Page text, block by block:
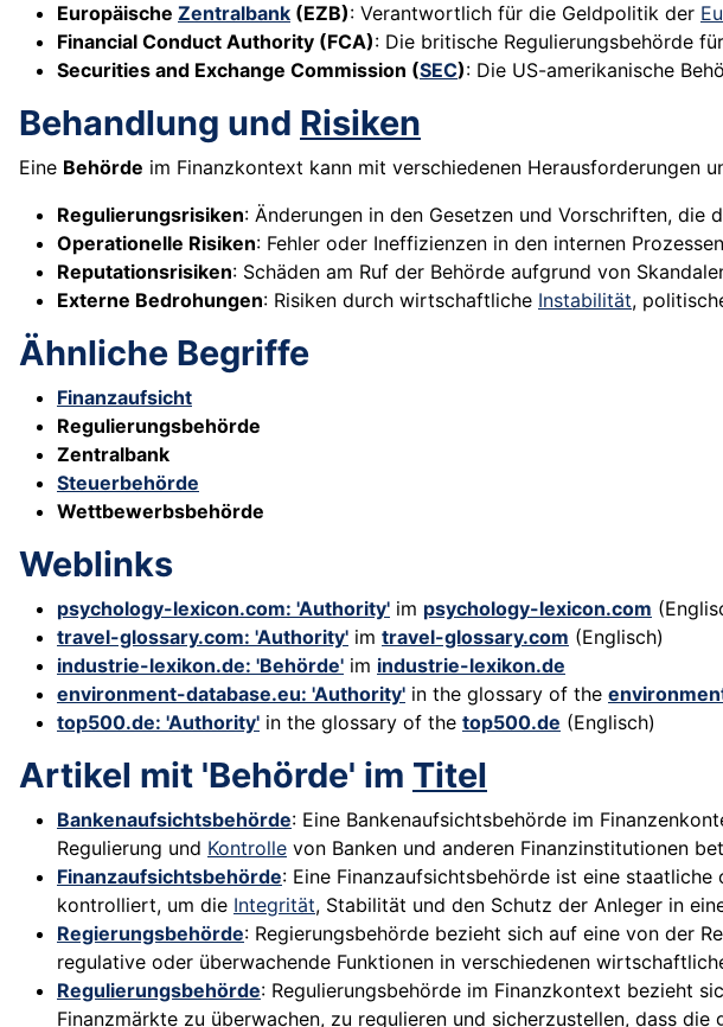
Europäische Zentralbank (EZB): Verantwortlich für die Geldpolitik der
Financial Conduct Authority (FCA): Die britische Regulierungsbehörde
Securities and Exchange Commission (SEC): Die US-amerikanische
Behandlung und Risiken
Eine Behörde im Finanzkontext kann mit verschiedenen Herausforderungen
Regulierungsrisiken: Änderungen in den Gesetzen und Vorschriften, die
Operationelle Risiken: Fehler oder Ineffizienzen in den internen
Reputationsrisiken: Schäden am Ruf der Behörde aufgrund von
Externe Bedrohungen: Risiken durch wirtschaftliche Instabilität,
Ähnliche Begriffe
Finanzaufsicht
Regulierungsbehörde
Zentralbank
Steuerbehörde
Wettbewerbsbehörde
Weblinks
psychology-lexicon.com: 'Authority' im psychology-lexicon.com
travel-glossary.com: 'Authority' im travel-glossary.com (Englisch)
industrie-lexikon.de: 'Behörde' im industrie-lexikon.de
environment-database.eu: 'Authority' in the glossary of the
top500.de: 'Authority' in the glossary of the top500.de (Englisch)
Artikel mit 'Behörde' im Titel
Bankenaufsichtsbehörde: Eine Bankenaufsichtsbehörde im
Regulierung und Kontrolle von Banken und anderen Finanzinstitutionen
Finanzaufsichtsbehörde: Eine Finanzaufsichtsbehörde ist eine
kontrolliert, um die Integrität, Stabilität und den Schutz der Anleger in
Regierungsbehörde: Regierungsbehörde bezieht sich auf eine von der
regulative oder überwachende Funktionen in verschiedenen
Regulierungsbehörde: Regulierungsbehörde im Finanzkontext bezieht
Finanzmärkte zu überwachen, zu regulieren und sicherzustellen, dass die